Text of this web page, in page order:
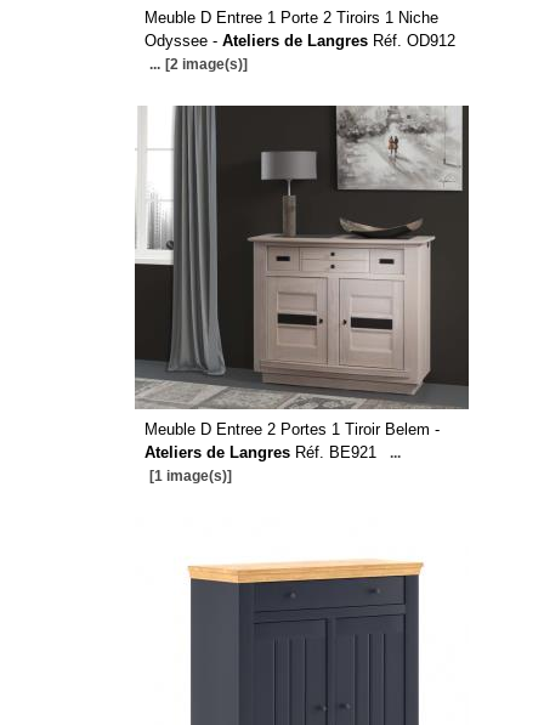
Meuble D Entree 1 Porte 2 Tiroirs 1 Niche
Odyssee - Ateliers de LangresRéf. OD912
... [2 image(s)]
Meuble D Entree 2 Portes 1 Tiroir Belem -
Ateliers de LangresRéf. BE921
...
[1 image(s)]